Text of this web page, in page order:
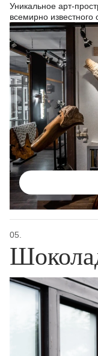
Уникальное арт-
всемирно
05.